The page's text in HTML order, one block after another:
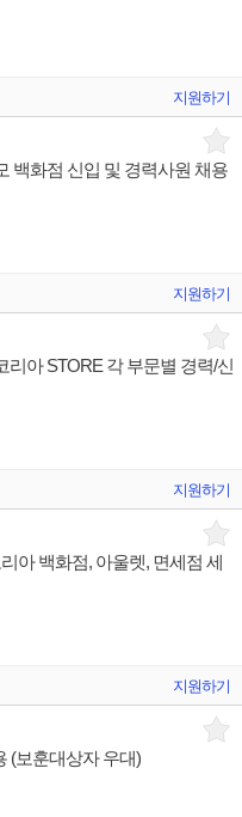
지원하기
백화점 신입 및 경력사원 채용
지원하기
리아 STORE 각 부문별 경력/신
지원하기
아 백화점, 아울렛, 면세점 세
지원하기
(보훈대상자 우대)